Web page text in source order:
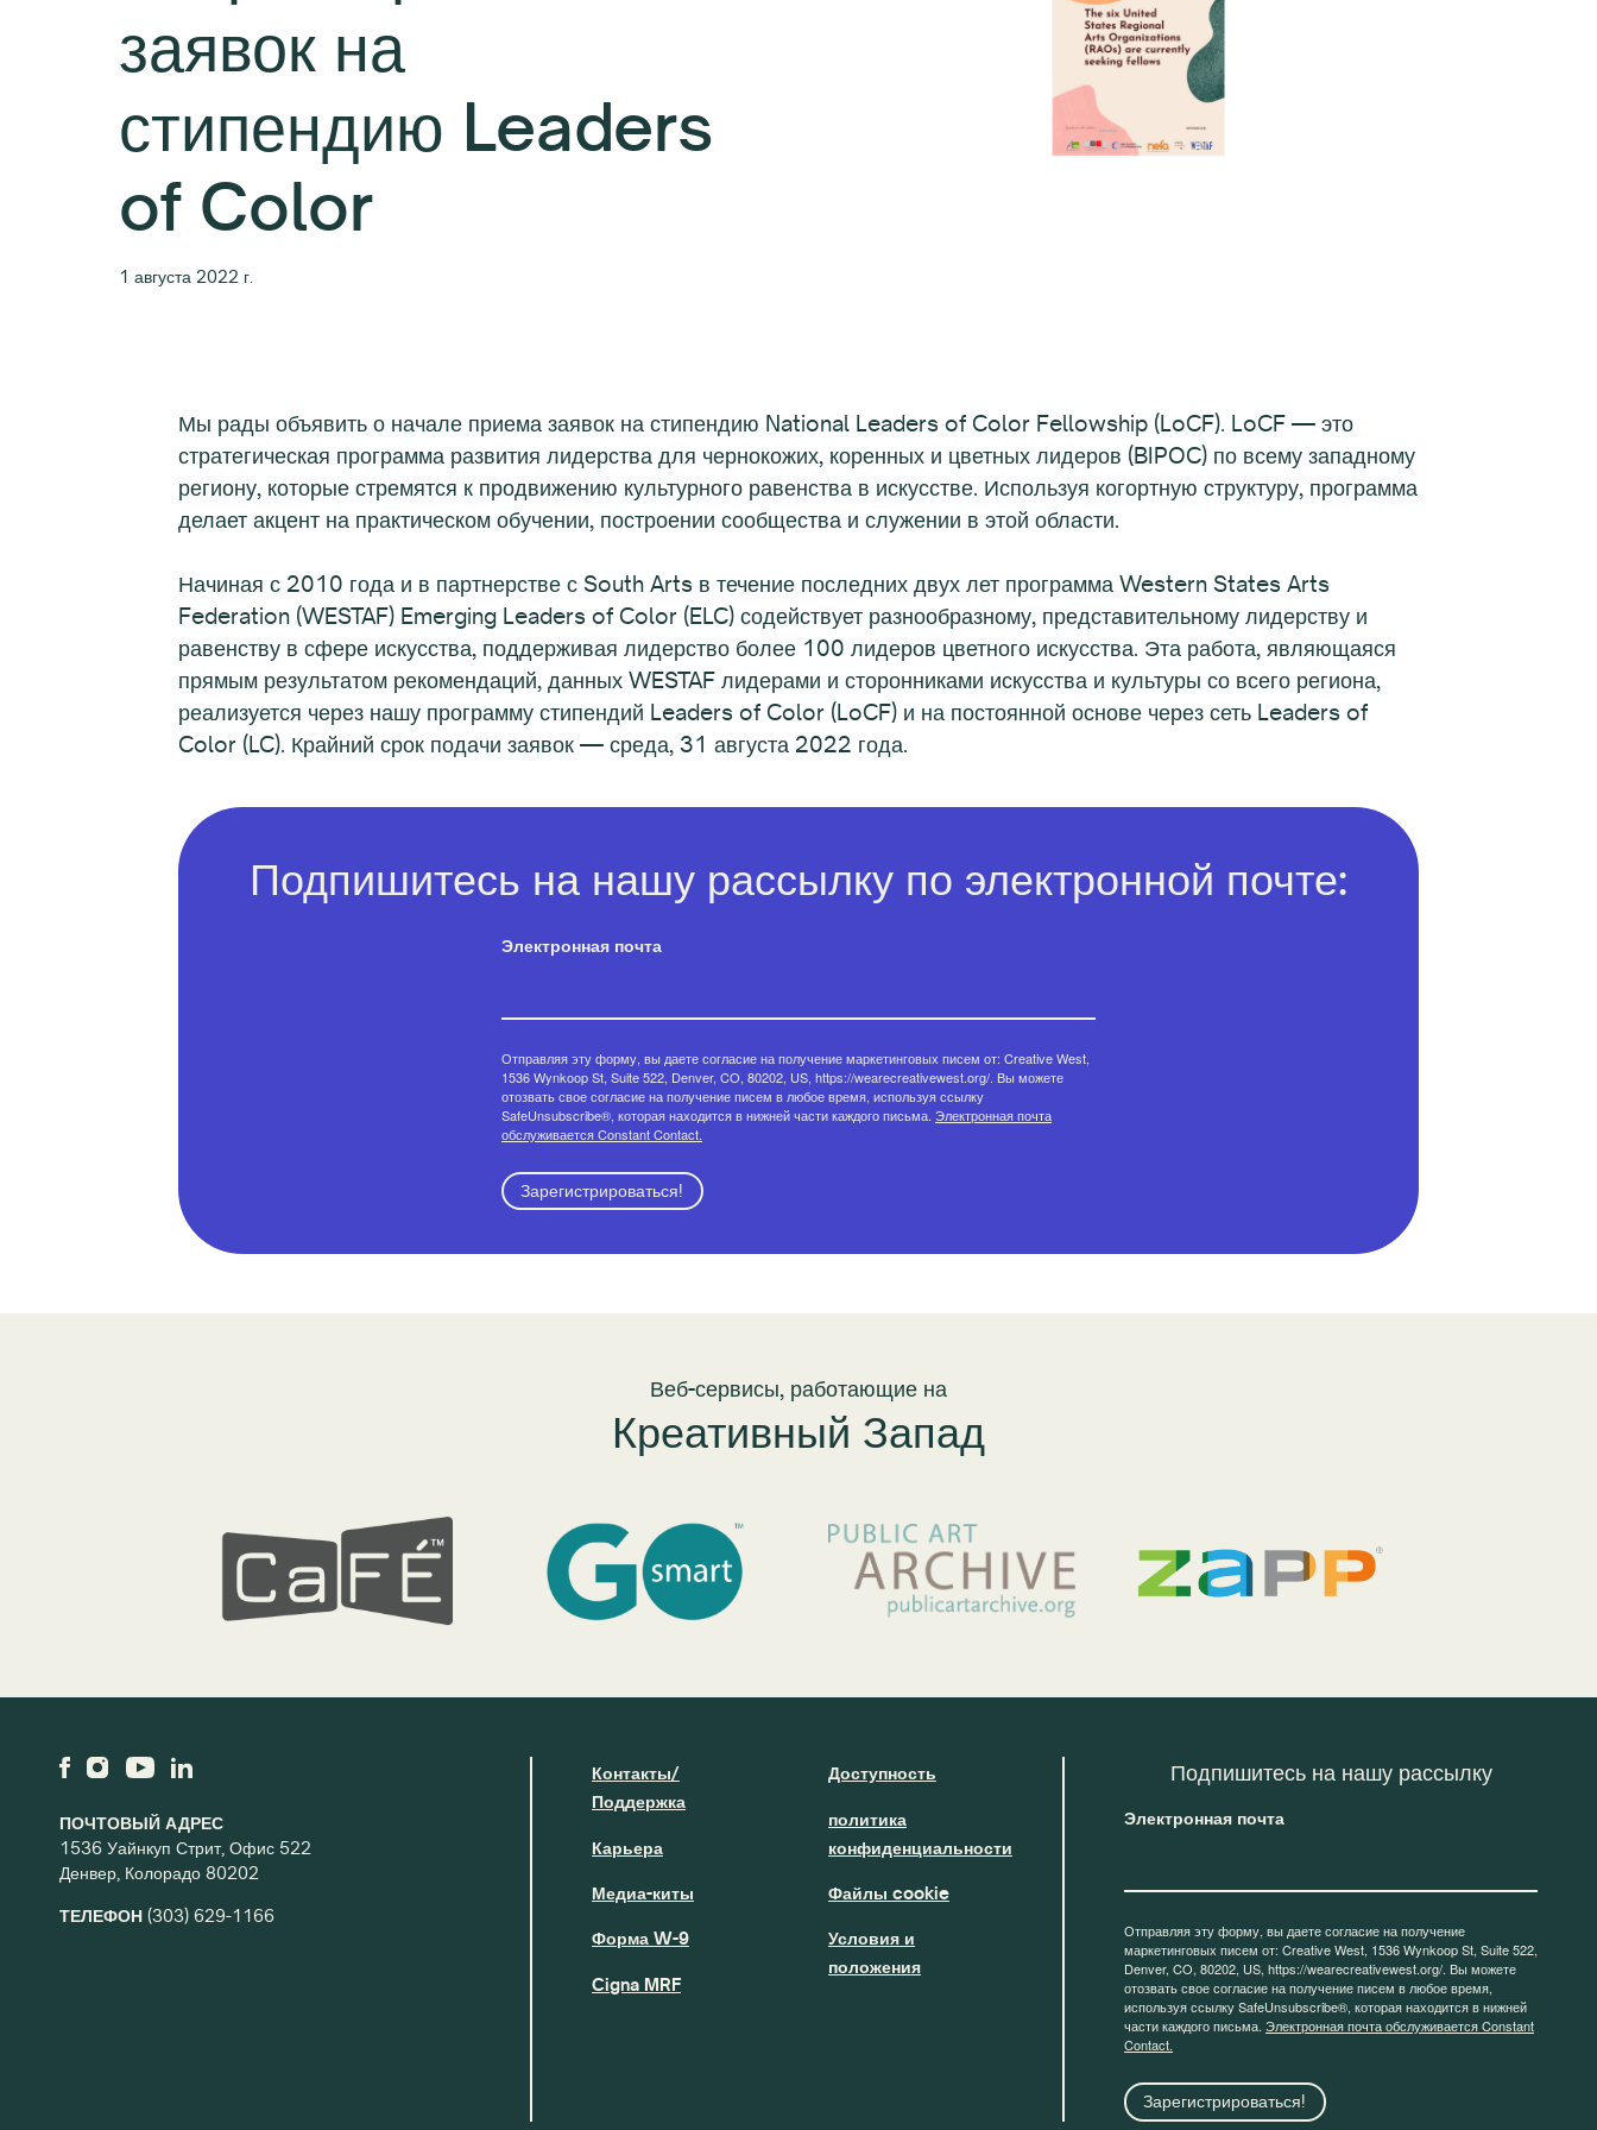
заявок на
стипендию Leaders
of Color
1 августа 2022 г.
Мы рады объявить о начале приема заявок на стипендию National Leaders of Color Fellowship (LoCF). LoCF — это
стратегическая программа развития лидерства для чернокожих, коренных и цветных лидеров (BIPOC) по всему западному
региону, которые стремятся к продвижению культурного равенства в искусстве. Используя когортную структуру, программа
делает акцент на практическом обучении, построении сообщества и служении в этой области.
Начиная с 2010 года и в партнерстве с South Arts в течение последних двух лет программа Western States Arts
Federation (WESTAF) Emerging Leaders of Color (ELC) содействует разнообразному, представительному лидерству и
равенству в сфере искусства, поддерживая лидерство более 100 лидеров цветного искусства. Эта работа, являющаяся
прямым результатом рекомендаций, данных WESTAF лидерами и сторонниками искусства и культуры со всего региона,
реализуется через нашу программу стипендий Leaders of Color (LoCF) и на постоянной основе через сеть Leaders of
Color (LC). Крайний срок подачи заявок — среда, 31 августа 2022 года.
Подпишитесь на нашу рассылку по электронной почте:
Электронная почта
Отправляя эту форму, вы даете согласие на получение маркетинговых писем от: Creative West,
1536 Wynkoop St, Suite 522, Denver, CO, 80202, US, https://wearecreativewest.org/. Вы можете
отозвать свое согласие на получение писем в любое время, используя ссылку
SafeUnsubscribe®, которая находится в нижней части каждого письма. Электронная почта
обслуживается Constant Contact.
Зарегистрироваться!
Веб-сервисы, работающие на
Креативный Запад
ПОЧТОВЫЙ АДРЕС
1536 Уайнкуп Стрит, Офис 522
Денвер, Колорадо 80202
ТЕЛЕФОН (303) 629-1166
Контакты/
Поддержка
Карьера
Медиа-киты
Форма W-9
Cigna MRF
Доступность
политика
конфиденциальности
Файлы cookie
Условия и
положения
Подпишитесь на нашу рассылку
Электронная почта
Отправляя эту форму, вы даете согласие на получение
маркетинговых писем от: Creative West, 1536 Wynkoop St, Suite 522,
Denver, CO, 80202, US, https://wearecreativewest.org/. Вы можете
отозвать свое согласие на получение писем в любое время,
используя ссылку SafeUnsubscribe®, которая находится в нижней
части каждого письма. Электронная почта обслуживается Constant
Contact.
Зарегистрироваться!